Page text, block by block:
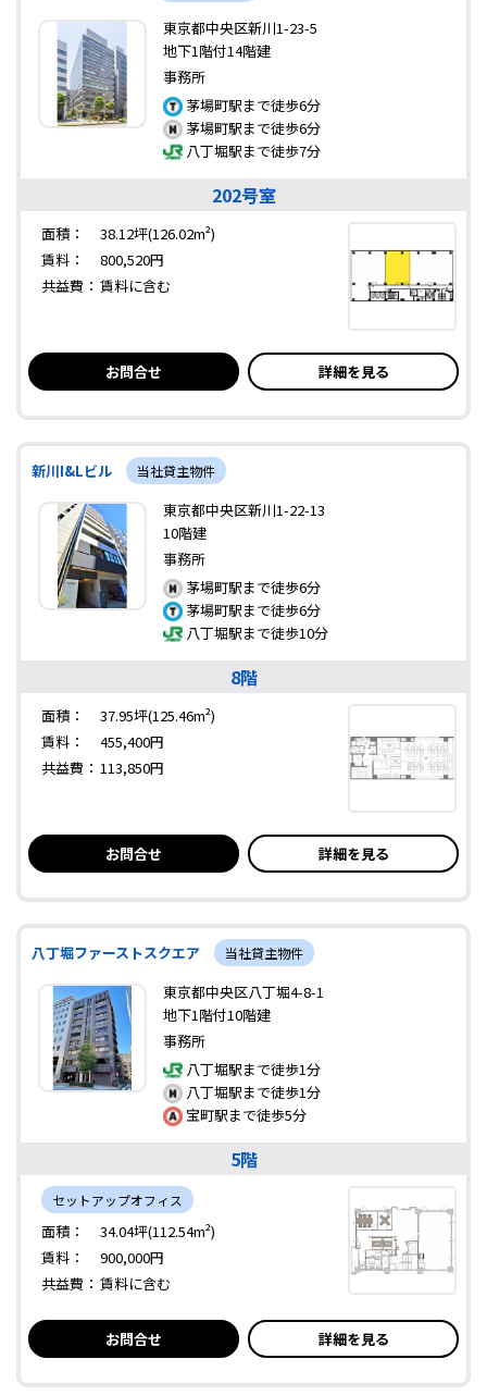
東京都中央区新川1-23-5
地下1階付14階建
事務所
茅場町駅まで徒歩6分
茅場町駅まで徒歩6分
八丁堀駅まで徒歩7分
202号室
面積：
38.12坪(126.02m²)
賃料：
800,520円
共益費： 賃料に含む
お問合せ 詳細を見る
新川I&Lビル 当社貸主物件
東京都中央区新川1-22-13
10階建
事務所
茅場町駅まで徒歩6分
茅場町駅まで徒歩6分
八丁堀駅まで徒歩10分
8階
面積：
37.95坪(125.46m²)
賃料：
455,400円
共益費： 113,850円
お問合せ 詳細を見る
八丁堀ファーストスクエア 当社貸主物件
東京都中央区八丁堀4-8-1
地下1階付10階建
事務所
八丁堀駅まで徒歩1分
八丁堀駅まで徒歩1分
宝町駅まで徒歩5分
5階
セットアップオフィス
面積：
34.04坪(112.54m²)
賃料：
900,000円
共益費： 賃料に含む
お問合せ 詳細を見る